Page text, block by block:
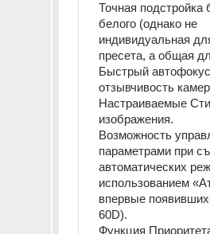
Точная подстройка
белого (однако не
индивидуальная
пресета, а общая
Быстрый
отзывчивость
Настраиваемые
изображения.
Возможность
параметрами при
автоматических
использованием
впервые
60D).
Функция